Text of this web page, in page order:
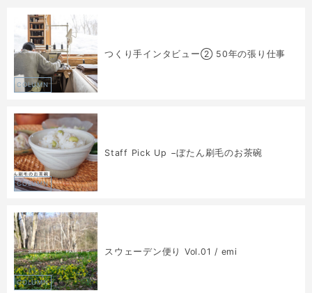
COLUMN
つくり手インタビュー② 50年の張り仕事
COLUMN
Staff Pick Up −ぼたん刷毛のお茶碗
COLUMN
スウェーデン便り Vol.01 / emi